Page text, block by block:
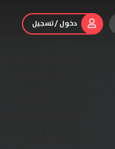
دخول / تسجيل